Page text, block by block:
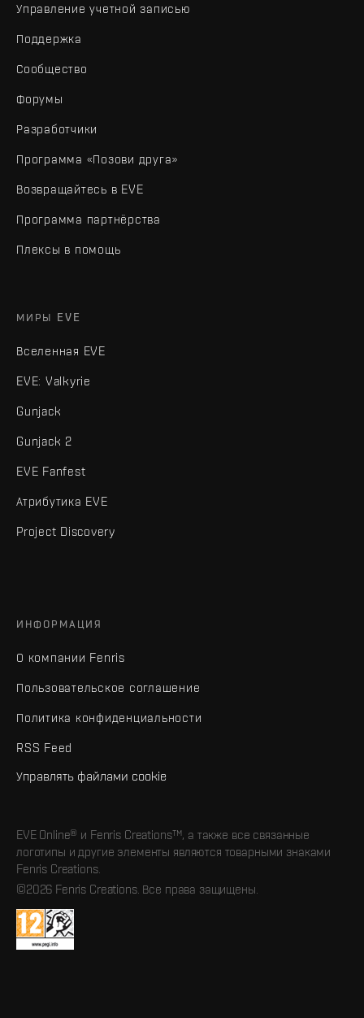
Управление учетной записью
Поддержка
Сообщество
Форумы
Разработчики
Программа «Позови друга»
Возвращайтесь в EVE
Программа партнёрства
Плексы в помощь
МИРЫ EVE
Вселенная EVE
EVE: Valkyrie
Gunjack
Gunjack 2
EVE Fanfest
Атрибутика EVE
Project Discovery
ИНФОРМАЦИЯ
О компании Fenris
Пользовательское соглашение
Политика конфиденциальности
RSS Feed
Управлять файлами cookie
EVE Online® и Fenris Creations™, а также все связанные
логотипы и другие элементы являются товарными знаками
Fenris Creations.
©2026 Fenris Creations. Все права защищены.